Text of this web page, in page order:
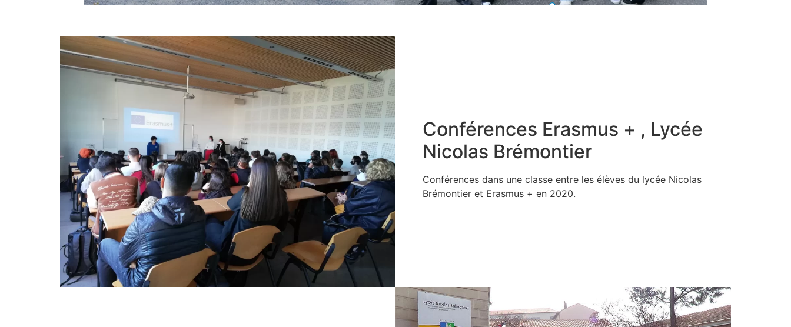
Conférences Erasmus + , Lycée
Nicolas Brémontier
Conférences dans une classe entre les élèves du lycée Nicolas
Brémontier et Erasmus + en 2020.